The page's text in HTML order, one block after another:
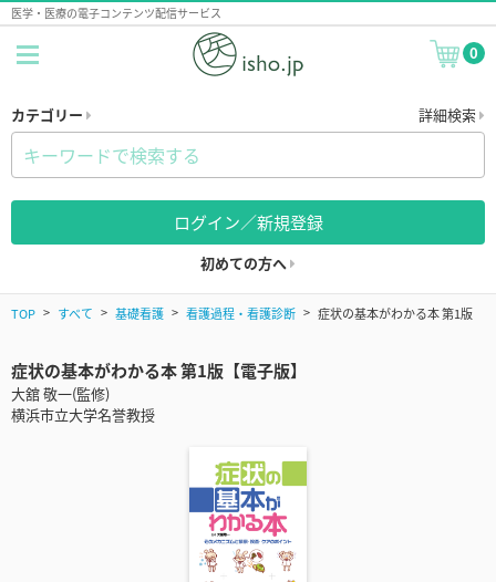
医学・医療の電子コンテンツ配信サービス
0
カテゴリー 詳細検索
ログイン／新規登録
初めての方へ
TOP すべて 基礎看護 看護過程・看護診断 症状の基本がわかる本 第1版
症状の基本がわかる本 第1版【電子版】
大舘 敬一(監修)
横浜市立大学名誉教授